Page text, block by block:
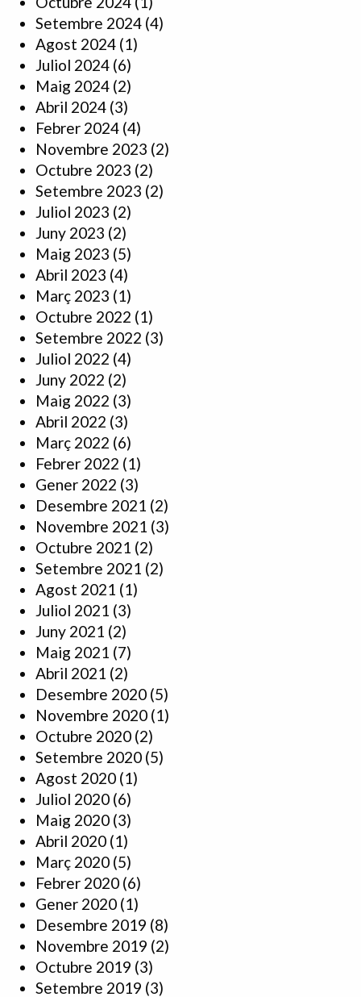
Setembre 2024 (4)
Agost 2024 (1)
Juliol 2024 (6)
Maig 2024 (2)
Abril 2024 (3)
Febrer 2024 (4)
Novembre 2023 (2)
Octubre 2023 (2)
Setembre 2023 (2)
Juliol 2023 (2)
Juny 2023 (2)
Maig 2023 (5)
Abril 2023 (4)
Març 2023 (1)
Octubre 2022 (1)
Setembre 2022 (3)
Juliol 2022 (4)
Juny 2022 (2)
Maig 2022 (3)
Abril 2022 (3)
Març 2022 (6)
Febrer 2022 (1)
Gener 2022 (3)
Desembre 2021 (2)
Novembre 2021 (3)
Octubre 2021 (2)
Setembre 2021 (2)
Agost 2021 (1)
Juliol 2021 (3)
Juny 2021 (2)
Maig 2021 (7)
Abril 2021 (2)
Desembre 2020 (5)
Novembre 2020 (1)
Octubre 2020 (2)
Setembre 2020 (5)
Agost 2020 (1)
Juliol 2020 (6)
Maig 2020 (3)
Abril 2020 (1)
Març 2020 (5)
Febrer 2020 (6)
Gener 2020 (1)
Desembre 2019 (8)
Novembre 2019 (2)
Octubre 2019 (3)
Setembre 2019 (3)